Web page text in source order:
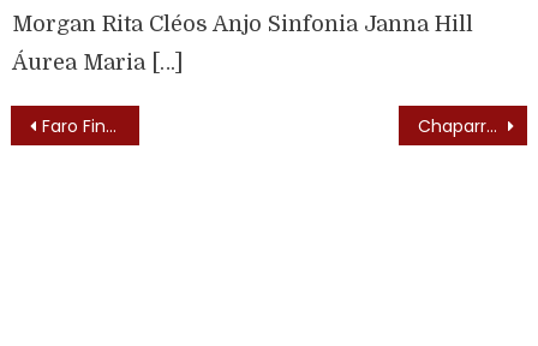
Morgan Rita Cléos Anjo Sinfonia Janna Hill
Áurea Maria […]
Faro Fino (Crazy Like a Fox – 1984) Chaparral (The High Chaparral – 1967)